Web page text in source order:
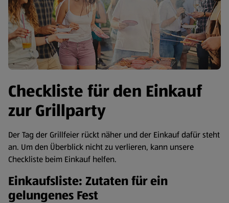
Checkliste für den Einkauf
zur Grillparty
Der Tag der Grillfeier rückt näher und der Einkauf dafür steht
an. Um den Überblick nicht zu verlieren, kann unsere
Checkliste beim Einkauf helfen.
Einkaufsliste: Zutaten für ein
gelungenes Fest